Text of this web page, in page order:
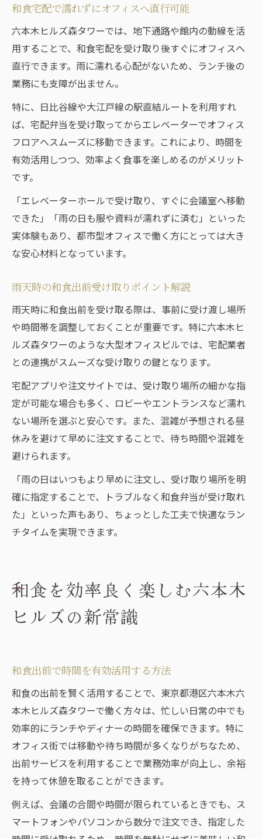
和食宅配で濡れずにオフィスへ直行可能
六本木ヒルズ森タワーでは、地下通路や館内の動線を活
用することで、和食宅配を受け取り後すぐにオフィスへ
直行できます。雨に濡れる心配がないため、ランチ後の
業務にも支障が出ません。
特に、日比谷線や大江戸線の駅直結ルートを利用すれ
ば、宅配弁当を受け取ってからエレベーターでオフィス
フロアへスムーズに移動できます。これにより、時間を
有効活用しつつ、効率よく食事を楽しめるのがメリット
です。
「エレベーターホールで受け取り、すぐに会議室へ移動
できた」「雨の日も服や資料が濡れずに済む」といった
実体験もあり、都市型オフィスで働く方にとっては大き
な安心材料となっています。
雨天時の和食出前受け取りポイント解説
雨天時に和食出前を受け取る際は、事前に受け渡し場所
や時間帯を調整しておくことが重要です。特に六本木ヒ
ルズ森タワーのような大型オフィスビルでは、宅配業者
との連携がスムーズな受け取りの鍵となります。
宅配アプリや注文サイトでは、受け取り場所の細かな指
定が可能な場合も多く、ロビーやエントランスなど濡れ
ない場所を選ぶと安心です。また、混雑が予想される昼
休みを避けて早めに注文することで、待ち時間や混雑を
避けられます。
「雨の日はいつもより早めに注文し、受け取り場所を明
確に指定することで、トラブルなく和食弁当が受け取れ
た」といった声もあり、ちょっとした工夫で快適なラン
チタイムを実現できます。
和食を効率良く楽しむ六本木
ヒルズの新常識
和食出前で時間を有効活用する方法
和食の出前を賢く活用することで、東京都港区六本木六
本木ヒルズ森タワーで働く方々は、忙しい日常の中でも
効率的にランチやディナーの時間を確保できます。特に
オフィス街では移動や待ち時間が多くなりがちなため、
出前サービスを利用することで業務効率が向上し、余裕
を持って休憩を取ることができます。
例えば、会議の合間や時間が限られているときでも、ス
マートフォンやパソコンから数分で注文でき、指定した